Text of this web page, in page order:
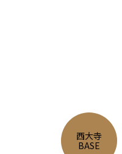
西大寺
BASE